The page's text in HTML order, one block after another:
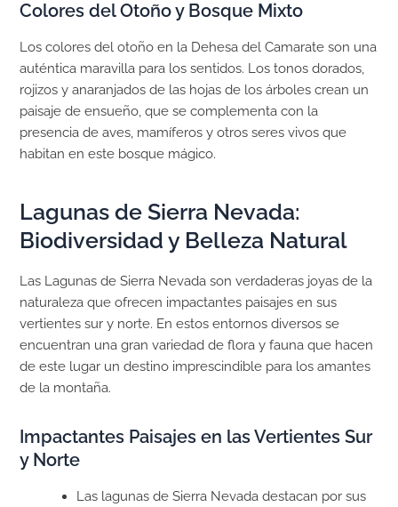
Colores del Otoño y Bosque Mixto
Los colores del otoño en la Dehesa del Camarate son una
auténtica maravilla para los sentidos. Los tonos dorados,
rojizos y anaranjados de las hojas de los árboles crean un
paisaje de ensueño, que se complementa con la
presencia de aves, mamíferos y otros seres vivos que
habitan en este bosque mágico.
Lagunas de Sierra Nevada:
Biodiversidad y Belleza Natural
Las Lagunas de Sierra Nevada son verdaderas joyas de la
naturaleza que ofrecen impactantes paisajes en sus
vertientes sur y norte. En estos entornos diversos se
encuentran una gran variedad de flora y fauna que hacen
de este lugar un destino imprescindible para los amantes
de la montaña.
Impactantes Paisajes en las Vertientes Sur
y Norte
Las lagunas de Sierra Nevada destacan por sus